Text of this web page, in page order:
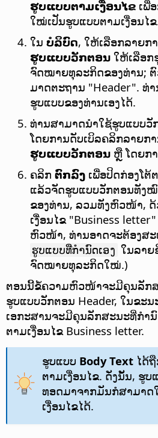
ຮູບແບບຕາມເງື່ອນໄຂ ເພື່
ໃໝ່ເປັນຮູບແບບຕາມເງື່ອນໄ
ໃນ ບໍລິບົດ, ໃຫ້ເລືອກລາຍ
ຮູບແບບວັກຕອນ ໃຫ້ເລືອ
ຈົດໝາຍທຸລະກິດຂອງທ່ານ;
ມາດຕະຖານ "Header". ທ່
ຮູບແບບຂອງທ່ານເອງໄດ້.
ທ່ານສາມາດນຳໃຊ້ຮູບແບບ
ໂດຍການດັບເບິລຄລິກລາຍກ
ຮູບແບບວັກຕອນ ຫຼື ໂດຍກ
ຄລິກ ຕົກລົງ ເພື່ອປິດກ່ອງໂ
ແລ້ວຈັດຮູບແບບວັກຕອນທັງ
ຂອງທ່ານ, ລວມທັງຫົວໜ້າ,
ເງື່ອນໄຂ "Business
ຫົວໜ້າ, ທ່ານອາດຈະຕ້ອງສະ
ຮູບແບບທີ່ກຳນົດເອງ ໃນລາຍ
ຈົດໝາຍທຸລະກິດໃໝ່.)
ຕອນນີ້ຂໍ້ຄວາມຫົວໜ້າຈະມີຄຸນລັກ
ຮູບແບບວັກຕອນ Header, ໃນຂະ
ເອກະສານຈະມີຄຸນລັກສະນະທີ່ກຳ
ຕາມເງື່ອນໄຂ Business letter.
ຮູບແບບ Body Textໄດ້ຖື
ຕາມເງື່ອນໄຂ. ດັ່ງນັ້ນ, ຮູ
ທອດມາຈາກມັນກໍສາມາດ
ເງື່ອນໄຂໄດ້.